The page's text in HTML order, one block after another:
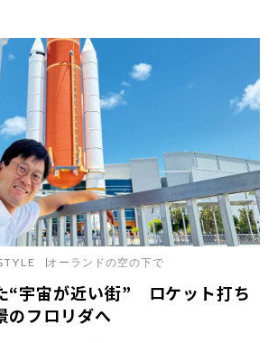
“宇宙が近い街” ロケット打ち
のフロリダへ
オーランドの空の下で